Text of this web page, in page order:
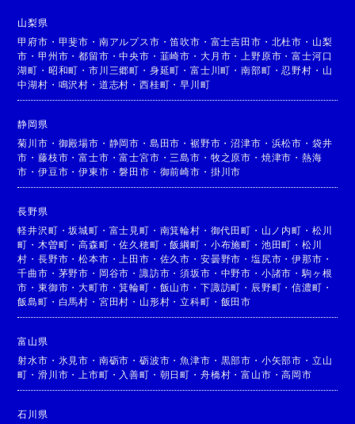
山梨県
甲府市 ・ 甲斐市 ・ 南アルプス市 ・笛吹市 ・ 富士吉田市 ・ 北杜市 ・ 山梨
市 ・甲州市 ・都留市 ・中央市 ・ 韮崎市 ・ 大月市 ・ 上野原市 ・富士河口
湖町 ・ 昭和町 ・市川三郷町 ・ 身延町 ・富士川町 ・南部町 ・忍野村 ・ 山
中湖村 ・ 鳴沢村 ・ 道志村 ・西桂町 ・早川町
静岡県
菊川市 ・ 御殿場市 ・ 静岡市 ・ 島田市 ・裾野市 ・沼津市 ・ 浜松市 ・ 袋井
市 ・藤枝市 ・富士市 ・富士宮市 ・ 三島市 ・ 牧之原市 ・ 焼津市 ・ 熱海
市 ・伊豆市 ・伊東市 ・磐田市 ・ 御前崎市 ・ 掛川市
長野県
軽井沢町 ・坂城町 ・ 富士見町 ・ 南箕輪村 ・ 御代田町 ・ 山ノ内町 ・ 松川
町 ・ 木曽町 ・高森町 ・佐久穂町 ・飯綱町 ・ 小布施町 ・ 池田町 ・ 松川
村 ・長野市 ・松本市 ・ 上田市 ・ 佐久市 ・ 安曇野市 ・ 塩尻市 ・伊那市 ・
千曲市 ・ 茅野市 ・ 岡谷市 ・諏訪市 ・須坂市 ・ 中野市 ・ 小諸市 ・ 駒ヶ根
市 ・東御市 ・大町市 ・箕輪町 ・ 飯山市 ・ 下諏訪町 ・ 辰野町 ・信濃町 ・
飯島町 ・ 白馬村 ・ 宮田村 ・ 山形村 ・立科町 ・ 飯田市
富山県
射水市 ・ 氷見市 ・ 南砺市 ・砺波市 ・魚津市 ・ 黒部市 ・ 小矢部市 ・ 立山
町 ・滑川市 ・ 上市町 ・ 入善町 ・ 朝日町 ・ 舟橋村 ・富山市 ・高岡市
石川県